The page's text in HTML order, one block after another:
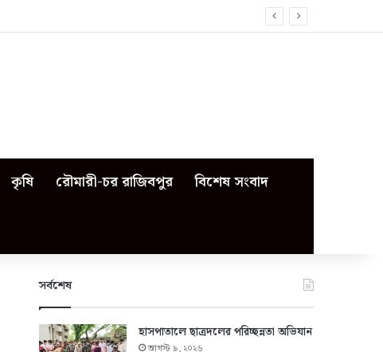
কৃষি রৌমারী-চর রাজিবপুর বিশেষ সংবাদ
সর্বশেষ
হাসপাতালে ছাত্রদলের পরিচ্ছন্নতা অভিযান
আগস্ট ৯, ২০২৬